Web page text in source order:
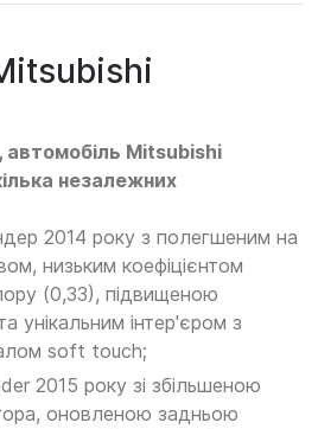
автомобіль Mitsubishi
незалежних
2014 року з полегшеним на
низьким коефіцієнтом
(0,33), підвищеною
унікальним інтер'єром з
soft touch;
2015 року зі збільшеною
оновленою задньою